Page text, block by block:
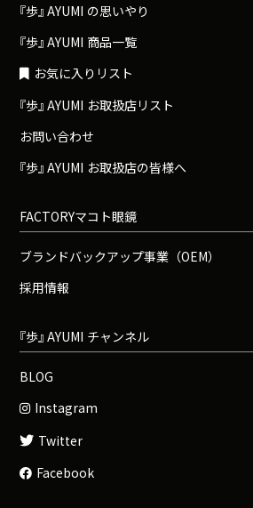
『歩』AYUMI の思いやり
『歩』AYUMI 商品一覧
お気に入りリスト
『歩』AYUMI お取扱店リスト
お問い合わせ
『歩』AYUMI お取扱店の皆様へ
FACTORYマコト眼鏡
ブランドバックアップ事業（OEM）
採用情報
『歩』AYUMI チャンネル
BLOG
Instagram
Twitter
Facebook